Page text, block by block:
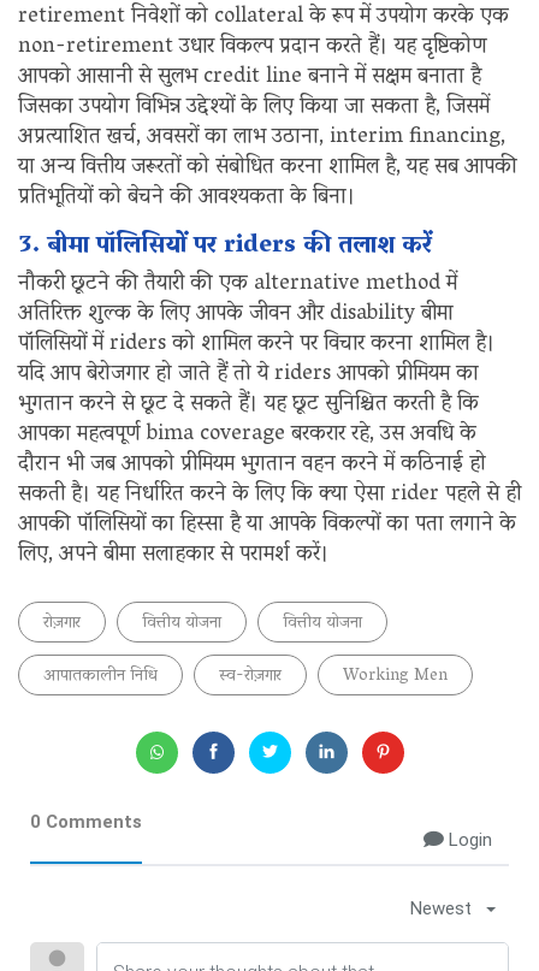
retirement निवेशों को collateral के रूप में उपयोग करके एक
non-retirement उधार विकल्प प्रदान करते हैं। यह दृष्टिकोण
आपको आसानी से सुलभ credit line बनाने में सक्षम बनाता है
जिसका उपयोग विभिन्न उद्देश्यों के लिए किया जा सकता है, जिसमें
अप्रत्याशित खर्च, अवसरों का लाभ उठाना, interim financing,
या अन्य वित्तीय जरूरतों को संबोधित करना शामिल है, यह सब आपकी
प्रतिभूतियों को बेचने की आवश्यकता के बिना।
3. बीमा पॉलिसियों पर riders की तलाश करें
नौकरी छूटने की तैयारी की एक alternative method में
अतिरिक्त शुल्क के लिए आपके जीवन और disability बीमा
पॉलिसियों में riders को शामिल करने पर विचार करना शामिल है।
यदि आप बेरोजगार हो जाते हैं तो ये riders आपको प्रीमियम का
भुगतान करने से छूट दे सकते हैं। यह छूट सुनिश्चित करती है कि
आपका महत्वपूर्ण bima coverage बरकरार रहे, उस अवधि के
दौरान भी जब आपको प्रीमियम भुगतान वहन करने में कठिनाई हो
सकती है। यह निर्धारित करने के लिए कि क्या ऐसा rider पहले से ही
आपकी पॉलिसियों का हिस्सा है या आपके विकल्पों का पता लगाने के
लिए, अपने बीमा सलाहकार से परामर्श करें।
रोज़गार वित्तीय योजना
वित्तीय योजना
आपातकालीन निधि
स्व-रोज़गार Working Men
0 Comments
Login
Newest